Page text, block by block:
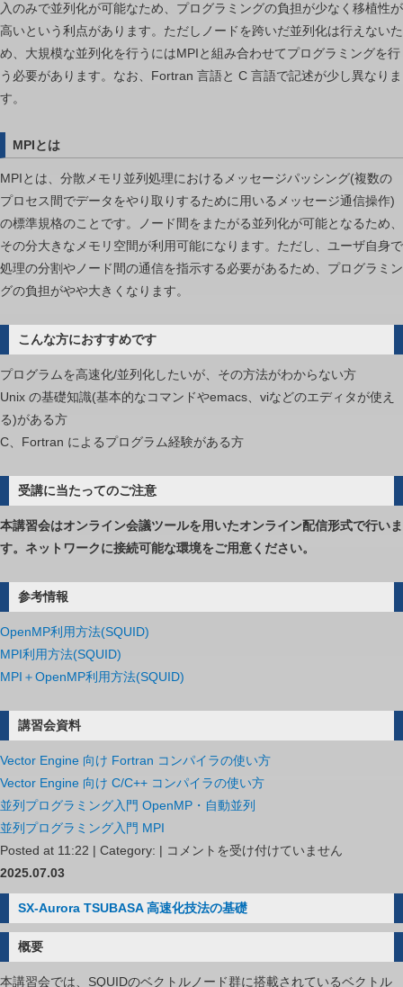
入のみで並列化が可能なため、プログラミングの負担が少なく移植性が
高いという利点があります。ただしノードを跨いだ並列化は行えないた
め、大規模な並列化を行うにはMPIと組み合わせてプログラミングを行
う必要があります。なお、Fortran 言語と C 言語で記述が少し異なりま
す。
MPIとは
MPIとは、分散メモリ並列処理におけるメッセージパッシング(複数の
プロセス間でデータをやり取りするために用いるメッセージ通信操作)
の標準規格のことです。ノード間をまたがる並列化が可能となるため、
その分大きなメモリ空間が利用可能になります。ただし、ユーザ自身で
処理の分割やノード間の通信を指示する必要があるため、プログラミン
グの負担がやや大きくなります。
こんな方におすすめです
プログラムを高速化/並列化したいが、その方法がわからない方
Unix の基礎知識(基本的なコマンドやemacs、viなどのエディタが使え
る)がある方
C、Fortran によるプログラム経験がある方
受講に当たってのご注意
本講習会はオンライン会議ツールを用いたオンライン配信形式で行いま
す。ネットワークに接続可能な環境をご用意ください。
参考情報
OpenMP利用方法(SQUID)
MPI利用方法(SQUID)
MPI＋OpenMP利用方法(SQUID)
講習会資料
Vector Engine 向け Fortran コンパイラの使い方
Vector Engine 向け C/C++ コンパイラの使い方
並列プログラミング入門 OpenMP・自動並列
並列プログラミング入門 MPI
Posted at 11:22 | Category: | 並
プ
ロ
ラ
コメントを受け付けていません
2025.07.03
SX-Aurora TSUBASA 高速化技法の基礎
概要
本講習会では、SQUIDのベクトルノード群に搭載されているベクトル